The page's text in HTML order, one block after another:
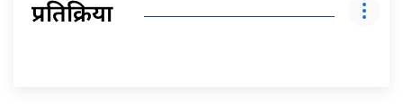
प्रतिक्रिया